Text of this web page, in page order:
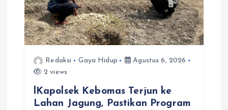
Redaksi Gaya Hidup
Agustus 6, 2026
2 views
lKapolsek Kebomas Terjun ke
Lahan Jagung, Pastikan Program